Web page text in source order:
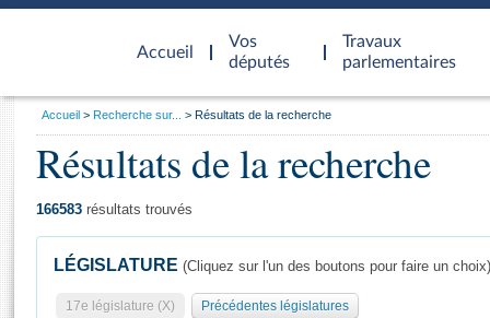
Accueil
d'accueil
Vos
députés
Travaux
parlementaires
Général
Vous
Accueil Recherche sur... Résultats de la recherche
Résultats de la recherche
166583 résultats trouvés
LÉGISLATURE (Cliquez sur l'un des boutons pour faire un choix)
17e législature (X) Précédentes législatures